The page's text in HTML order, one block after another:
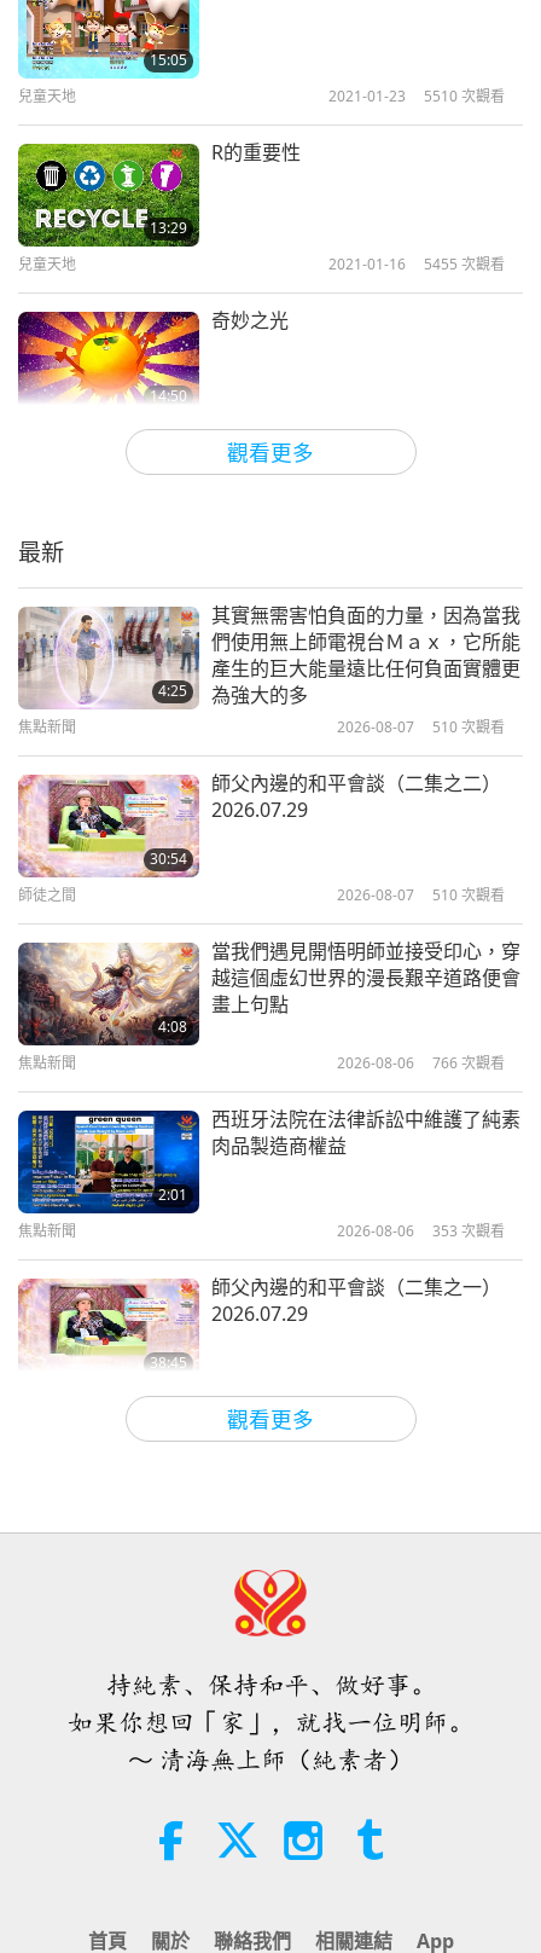
觀看更多
15:05
兒童天地 2021-01-23 5510次觀看
13:29
R的重要性
兒童天地 2021-01-16 5455 次觀看
14:50
奇妙之光
2021-01-09
最受歡迎的墨西哥電視動畫片：《笑
星和他的朋友們》及《克蕾歐與小
酷》
來戶外跟我們一起玩
幸福磁石
用愛療癒世界（二集之一）
觀看更多
最新
4:25
其實無需害怕負面的力量，因為當我
們使用無上師電視台Ｍａｘ，它所能
產生的巨大能量遠比任何負面實體更
為強大的多
焦點新聞 2026-08-07 510次觀看
30:54
師父內邊的和平會談（二集之二）
2026.07.29
師徒之間 2026-08-07 510次觀看
4:08
當我們遇見開悟明師並接受印心，穿
越這個虛幻世界的漫長艱辛道路便會
畫上句點
焦點新聞 2026-08-06 766次觀看
2:01
西班牙法院在法律訴訟中維護了純素
肉品製造商權益
焦點新聞 2026-08-06 353 次觀看
38:45
師父內邊的和平會談（二集之一）
2026.07.29
2026-08-06
25:38
3:46
「快速充電」是一種美妙的方法，能
時，重新與內在上帝連結
焦點新聞 2026-08-05 1329
38:07
持純素、保持和平、做好事。
如果你想回「家」，就找一位明師。
～ 清海無上師（純素者）
首頁 關於 聯絡我們 相關連結 App